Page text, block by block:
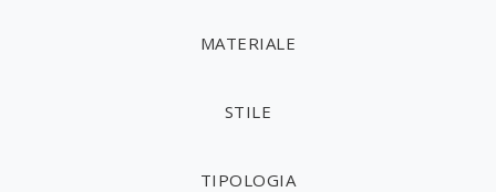
MATERIALE
STILE
TIPOLOGIA